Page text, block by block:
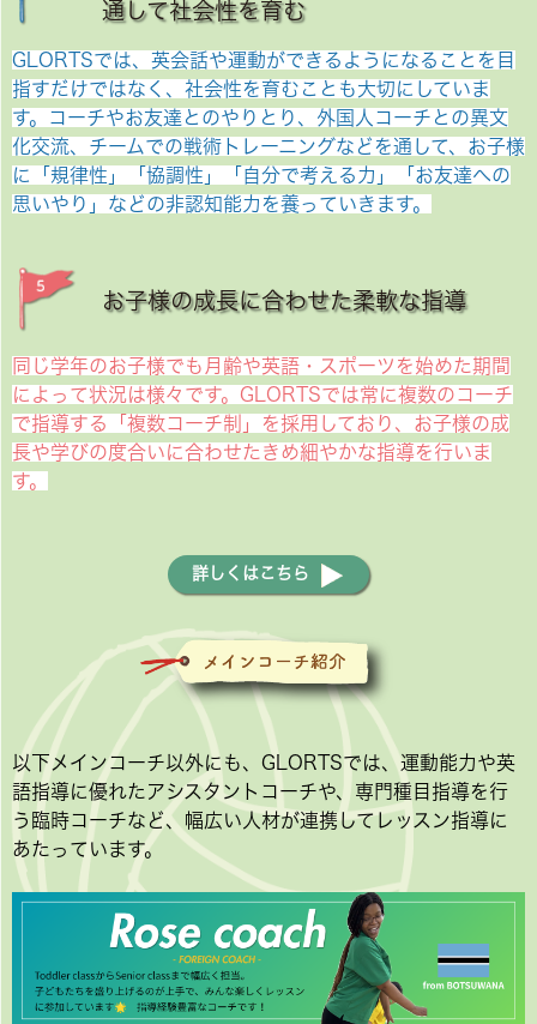
通して社会性を育む
GLORTSでは、英会話や運動ができるようになることを目
指すだけではなく、社会性を育むことも大切にしていま
す。コーチやお友達とのやりとり、外国人コーチとの異文
化交流、チームでの戦術トレーニングなどを通して、お子様
に「規律性」「協調性」「自分で考える力」「お友達への
思いやり」などの非認知能力を養っていきます。
お子様の成長に合わせた柔軟な指導
同じ学年のお子様でも月齢や英語・スポーツを始めた期間
によって状況は様々です。GLORTSでは常に複数のコーチ
で指導する「複数コーチ制」を採用しており、お子様の成
長や学びの度合いに合わせたきめ細やかな指導を行いま
す。
詳しくはこちら
以下メインコーチ以外にも、GLORTSでは、運動能力や英
語指導に優れたアシスタントコーチや、専門種目指導を行
う臨時コーチなど、幅広い人材が連携してレッスン指導に
あたっています。